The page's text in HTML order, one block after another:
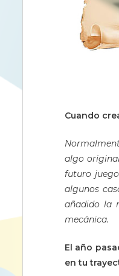
Cuando
algo
futuro
algunos
añadido la
mecánica.
El año
en tu